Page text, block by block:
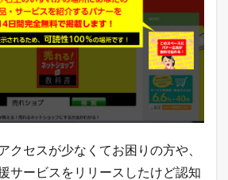
クセスが少なくてお困りの方や、
サービスをリリースしたけど認知